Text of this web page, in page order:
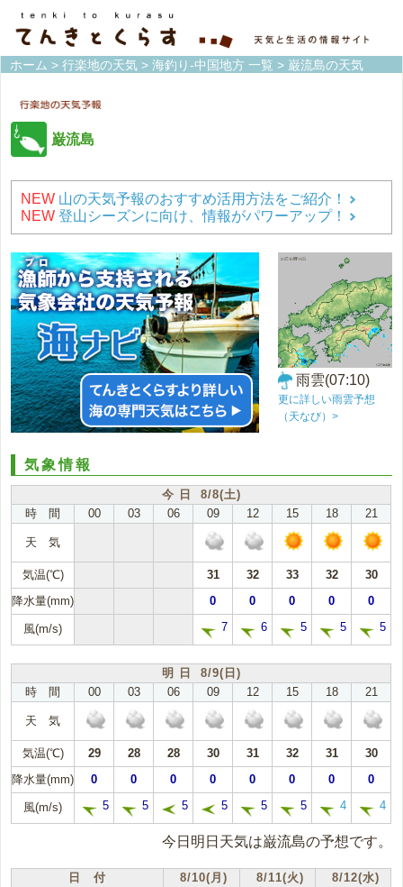
ホーム > 行楽地の天気 > 海釣り-中国地方 一覧 > 巌流島の天気
巌流島
NEW 山の天気予報のおすすめ活用方法をご紹介！
NEW 登山シーズンに向け、情報がパワーアップ！
雨雲(07:10)
更に詳しい雨雲予想
（天なび）>
気象情報
今 日 8/8(土)
時 間
00 03 06 09 12 15 18 21
天 気
気温(℃) 31 32 33 32
30
降水量(mm)
0 0 0 0 0
風(m/s) 7 6 5 5 5
明 日 8/9(日)
時 間
00 03 06 09 12 15 18 21
天 気
気温(℃) 29 28 28 30 31 32 31
30
降水量(mm)
0 0 0 0 0 0 0 0
風(m/s) 5 5 5 5 5 5 4 4
今日明日天気は巌流島の予想です。
日 付 8/10(月) 8/11(火) 8/12(水)